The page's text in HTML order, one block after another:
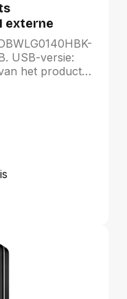
externe
B 3.2 Gen
USB-versie:
het product: